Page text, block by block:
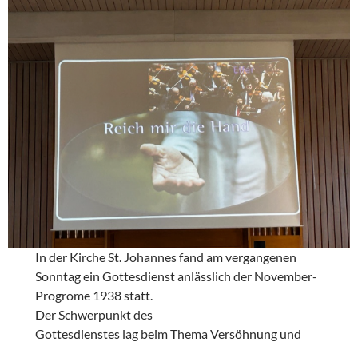
In der Kirche St. Johannes fand am vergangenen
Sonntag ein Gottesdienst anlässlich der November-
Progrome 1938 statt.
Der Schwerpunkt des
Gottesdienstes lag beim Thema Versöhnung und